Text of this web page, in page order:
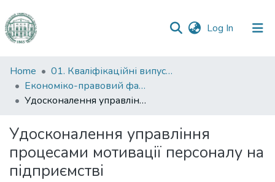
Log In (current)
Communities
&
Collections
Statistics
Home
01. Кваліфікаційні випускні роботи здобувачів вищої освіти
Економіко-правовий факультет
Удосконалення управління процесами мотивації персоналу на підприємстві
Удосконалення управління
процесами мотивації персоналу на
підприємстві